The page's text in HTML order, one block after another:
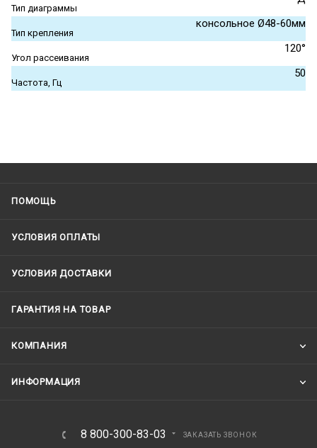
Тип диаграммы
Тип крепления
консольное Ø48-60мм
Угол рассеивания
120°
Частота, Гц
50
ПОМОЩЬ
УСЛОВИЯ ОПЛАТЫ
УСЛОВИЯ ДОСТАВКИ
ГАРАНТИЯ НА ТОВАР
КОМПАНИЯ
ИНФОРМАЦИЯ
8 800-300-83-03 ЗАКАЗАТЬ ЗВОНОК